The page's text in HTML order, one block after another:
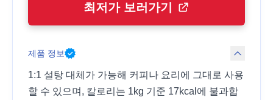
최저가 보러가기
제품 정보
1:1 설탕 대체가 가능해 커피나 요리에 그대로 사용
할 수 있으며, 칼로리는 1kg 기준 17kcal에 불과합